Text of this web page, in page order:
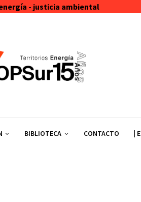
- justicia ambiental
BIBLIOTECA CONTACTO |